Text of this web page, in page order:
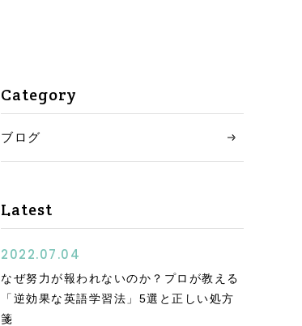
Category
ブログ
Latest
2022.07.04
なぜ努力が報われないのか？プロが教える
「逆効果な英語学習法」5選と正しい処方
箋